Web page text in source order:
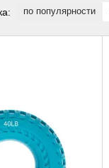
по популярности